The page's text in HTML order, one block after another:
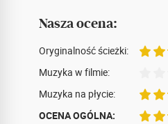
Nasza ocena:
Oryginalność ścieżki:
Muzyka w filmie:
Muzyka na płycie:
OCENA OGÓLNA: